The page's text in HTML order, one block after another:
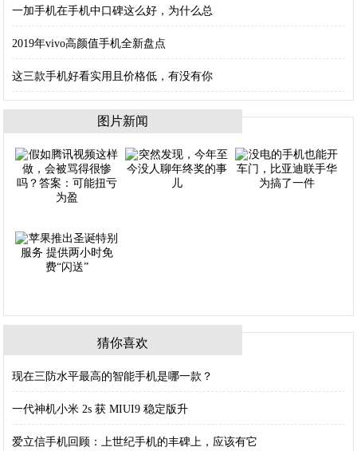
一加手机在手机中口碑这么好，为什么总
2019年vivo高颜值手机全新盘点
这三款手机好看实用且价格低，有没有你
图片新闻
猜你喜欢
现在三防水平最高的智能手机是哪一款？
一代神机小米 2s 获 MIUI9 稳定版升
爱立信手机回顾：上世纪手机的丰碑上，应该有它